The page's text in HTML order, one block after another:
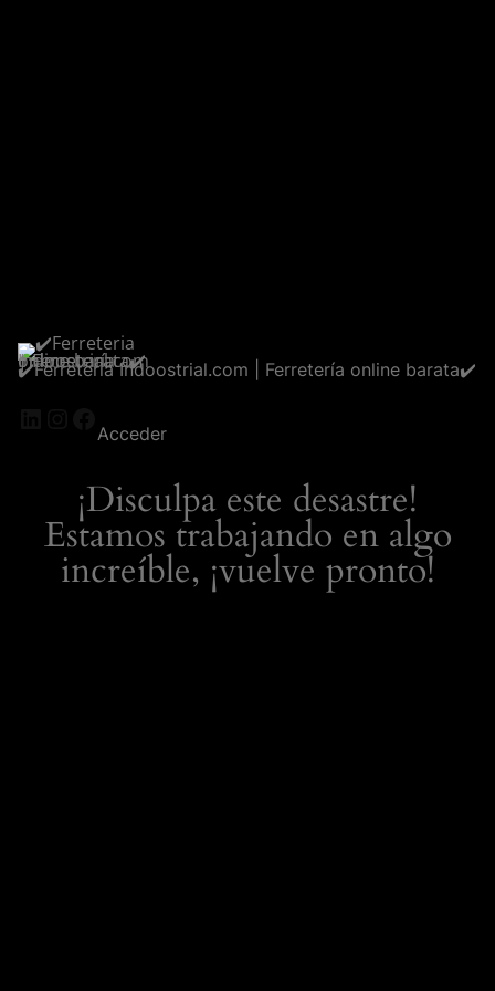
✔️Ferreteria Indoostrial.com | Ferretería online barata✔️
LinkedIn
Instagram
Facebook
Acceder
¡Disculpa este desastre!
Estamos trabajando en algo
increíble, ¡vuelve pronto!